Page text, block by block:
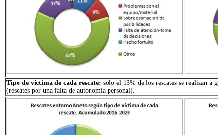
Tipo de víctima de cada rescate: solo el 13% de los rescates se realizan a
(rescates por una falta de autonomía personal).